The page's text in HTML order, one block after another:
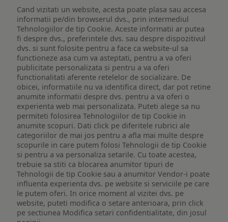
Cand vizitati un website, acesta poate plasa sau accesa
informatii pe/din browserul dvs., prin intermediul
Tehnologiilor de tip Cookie. Aceste informatii ar putea
fi despre dvs., preferintele dvs. sau despre dispozitivul
dvs. si sunt folosite pentru a face ca website-ul sa
functioneze asa cum va asteptati, pentru a va oferi
publicitate personalizata si pentru a va oferi
functionalitati aferente retelelor de socializare. De
obicei, informatiile nu va identifica direct, dar pot retine
anumite informatii despre dvs. pentru a va oferi o
experienta web mai personalizata. Puteti alege sa nu
permiteti folosirea Tehnologiilor de tip Cookie in
anumite scopuri. Dati click pe diferitele rubrici ale
categoriilor de mai jos pentru a afla mai multe despre
scopurile in care putem folosi Tehnologii de tip Cookie
si pentru a va personaliza setarile. Cu toate acestea,
trebuie sa stiti ca blocarea anumitor tipuri de
Tehnologii de tip Cookie sau a anumitor Vendor-i poate
influenta experienta dvs. pe website si serviciile pe care
le putem oferi. In orice moment al vizitei dvs. pe
website, puteti modifica o setare anterioara, prin click
pe sectiunea Modifica setari confidentialitate, din josul